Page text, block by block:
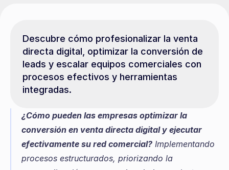
Descubre cómo profesionalizar la venta
directa digital, optimizar la conversión de
leads y escalar equipos comerciales con
procesos efectivos y herramientas
integradas.
¿Cómo pueden las empresas optimizar la
conversión en venta directa digital y ejecutar
efectivamente su red comercial? Implementando
procesos estructurados, priorizando la